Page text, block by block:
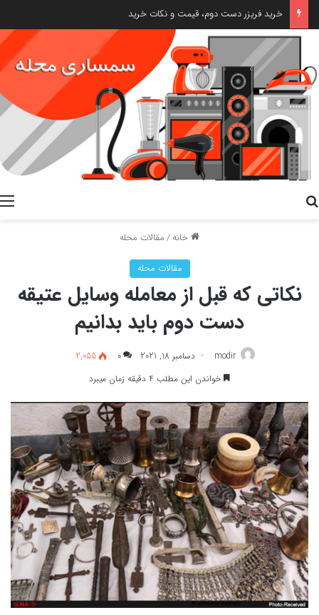
خرید فریزر دست دوم، قیمت و نکات خرید
خانه/مقالات محله
مقالات محله
نکاتی که قبل از معامله وسایل عتیقه
دست دوم باید بدانیم
modir دسامبر 18, 2021 0
2,055
خواندن این مطلب 4 دقیقه زمان میبرد